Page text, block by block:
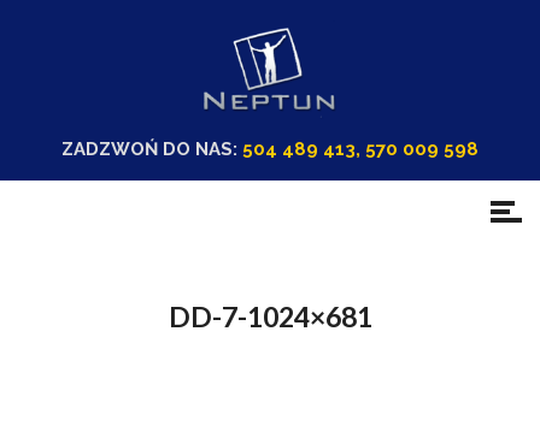
ZADZWOŃ DO NAS: 504 489 413, 570 009 598
DD-7-1024×681